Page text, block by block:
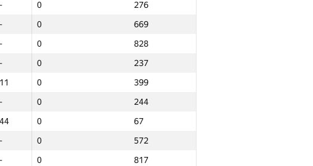
0
276
0
669
0
828
0
237
0
399
0
244
0
67
0
572
0
817
Ընդամենը
NGP30 Ընդհանուր Նվզգ. վայր